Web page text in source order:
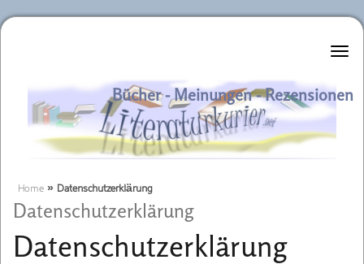
Literaturkurier.net
Bücher - Meinungen - Rezensionen
Home » Datenschutzerklärung
Datenschutzerklärung
Datenschutzerklärung